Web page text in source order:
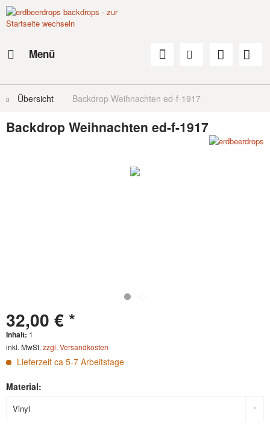
Menü
Übersicht Backdrop Weihnachten ed-f-1917
Backdrop Weihnachten ed-f-1917
32,00 € *
Inhalt: 1
inkl. MwSt. zzgl. Versandkosten
Lieferzeit ca 5-7 Arbeitstage
Material: